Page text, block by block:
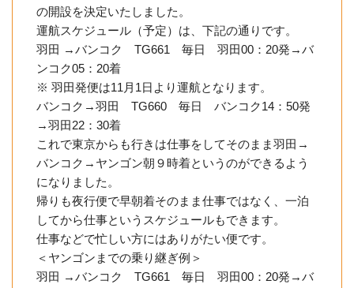
の開設を決定いたしました。
運航スケジュール（予定）は、下記の通りです。
羽田 →バンコク TG661 毎日 羽田00：20発→バ
ンコク05：20着
※ 羽田発便は11月1日より運航となります。
バンコク→羽田 TG660 毎日 バンコク14：50発
→羽田22：30着
これで東京からも行きは仕事をしてそのまま羽田→
バンコク→ヤンゴン朝９時着というのができるよう
になりました。
帰りも夜行便で早朝着そのまま仕事ではなく、一泊
してから仕事というスケジュールもできます。
仕事などで忙しい方にはありがたい便です。
＜ヤンゴンまでの乗り継ぎ例＞
羽田 →バンコク TG661 毎日 羽田00：20発→バ